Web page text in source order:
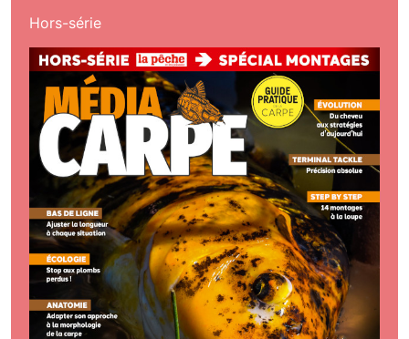
Hors-série